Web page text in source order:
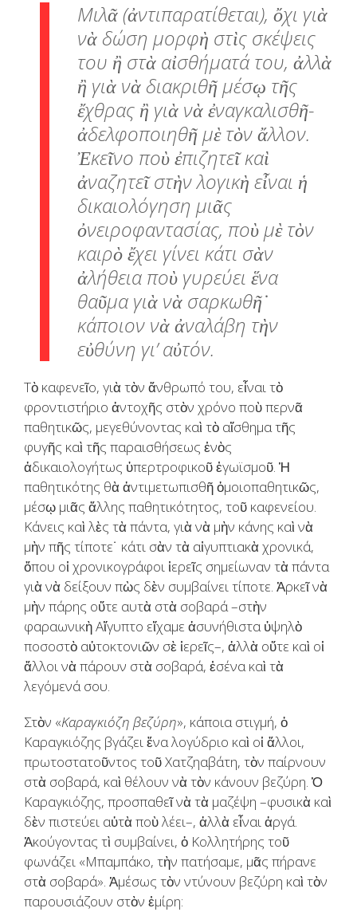
Μιλᾶ (ἀντιπαρατίθεται), ὄχι γιὰ
νὰ δώση μορφὴ στὶς σκέψεις
του ἢ στὰ αἰσθήματά του, ἀλλὰ
ἢ γιὰ νὰ διακριθῆ μέσῳ τῆς
ἔχθρας ἢ γιὰ νὰ ἐναγκαλισθῆ-
ἀδελφοποιηθῆ μὲ τὸν ἄλλον.
Ἐκεῖνο ποὺ ἐπιζητεῖ καὶ
ἀναζητεῖ στὴν λογικὴ εἶναι ἡ
δικαιολόγηση μιᾶς
ὀνειροφαντασίας, ποὺ μὲ τὸν
καιρὸ ἔχει γίνει κάτι σὰν
ἀλήθεια ποὺ γυρεύει ἕνα
θαῦμα γιὰ νὰ σαρκωθῆ˙
κάποιον νὰ ἀναλάβη τὴν
εὐθύνη γι’ αὐτόν.
Τὸ καφενεῖο, γιὰ τὸν ἄνθρωπό του, εἶναι τὸ
φροντιστήριο ἀντοχῆς στὸν χρόνο ποὺ περνᾶ
παθητικῶς, μεγεθύνοντας καὶ τὸ αἴσθημα τῆς
φυγῆς καὶ τῆς παραισθήσεως ἑνὸς
ἀδικαιολογήτως ὑπερτροφικοῦ ἐγωϊσμοῦ. Ἡ
παθητικότης θὰ ἀντιμετωπισθῆ ὁμοιοπαθητικῶς,
μέσῳ μιᾶς ἄλλης παθητικότητος, τοῦ καφενείου.
Κάνεις καὶ λὲς τὰ πάντα, γιὰ νὰ μὴν κάνης καὶ νὰ
μὴν πῆς τίποτε˙ κάτι σὰν τὰ αἰγυπτιακὰ χρονικά,
ὅπου οἱ χρονικογράφοι ἱερεῖς σημείωναν τὰ πάντα
γιὰ νὰ δείξουν πὼς δὲν συμβαίνει τίποτε. Ἀρκεῖ νὰ
μὴν πάρης οὔτε αυτὰ στὰ σοβαρά –στὴν
φαραωνικὴ Αἴγυπτο εἴχαμε ἀσυνήθιστα ὑψηλὸ
ποσοστὸ αὐτοκτονιῶν σὲ ἱερεῖς–, ἀλλὰ οὔτε καὶ οἱ
ἄλλοι νὰ πάρουν στὰ σοβαρά, ἐσένα καὶ τὰ
λεγόμενά σου.
Στὸν «Καραγκιόζη βεζύρη», κάποια στιγμή, ὁ
Καραγκιόζης βγάζει ἕνα λογύδριο καὶ οἱ ἄλλοι,
πρωτοστατοῦντος τοῦ Χατζηαβάτη, τὸν παίρνουν
στὰ σοβαρά, καὶ θέλουν νὰ τὸν κάνουν βεζύρη. Ὁ
Καραγκιόζης, προσπαθεῖ νὰ τὰ μαζέψη –φυσικὰ καὶ
δὲν πιστεύει αὐτὰ ποὺ λέει–, ἀλλὰ εἶναι ἀργά.
Ἀκούγοντας τὶ συμβαίνει, ὁ Κολλητήρης τοῦ
φωνάζει «Μπαμπάκο, τὴν πατήσαμε, μᾶς πήρανε
στὰ σοβαρά». Ἀμέσως τὸν ντύνουν βεζύρη καὶ τὸν
παρουσιάζουν στὸν ἐμίρη: